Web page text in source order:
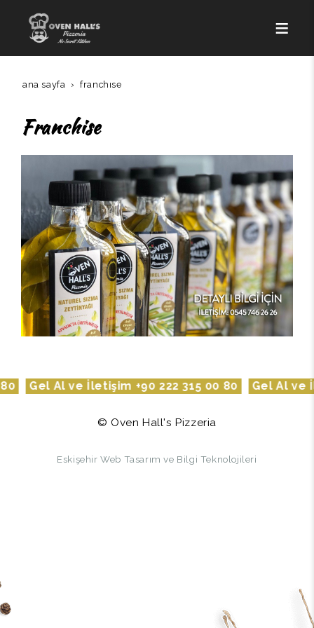
ana sayfa franchıse
Franchise
Gel Al ve İletişim +90 222 315 00 80 Gel Al ve
© Oven Hall's Pizzeria
Eskişehir Web Tasarım ve Bilgi Teknolojileri